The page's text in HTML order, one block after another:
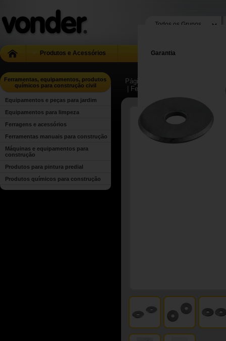
Produtos e Acessórios Garantia
Ferramentas, equipamentos, produtos
químicos para construção civil
Equipamentos e peças para jardim
Equipamentos para limpeza
Ferragens e acessórios
Ferramentas manuais para construção
Máquinas e equipamentos para
construção
Produtos para pintura predial
Produtos químicos para construção
Página Inicial
| Ferramentas manuais para